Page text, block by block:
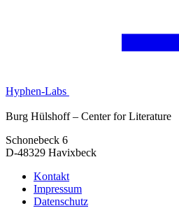
Hyphen-Labs
Burg Hülshoff – Center for Literature
Schonebeck 6
D-48329 Havixbeck
Kontakt
Impressum
Datenschutz